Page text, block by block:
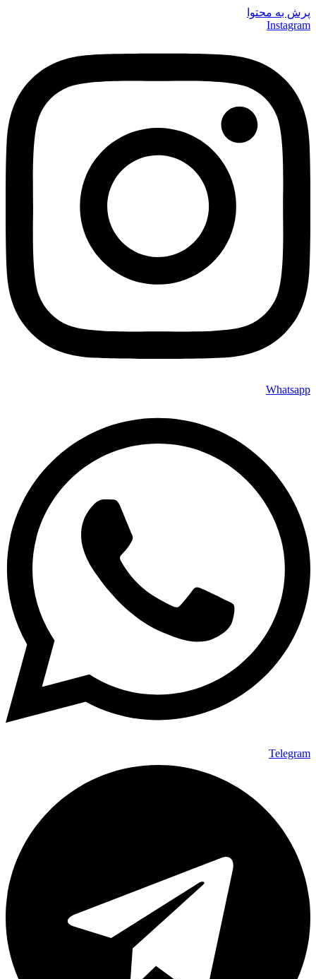
پرش به محتوا
Instagram
Whatsapp
Telegram